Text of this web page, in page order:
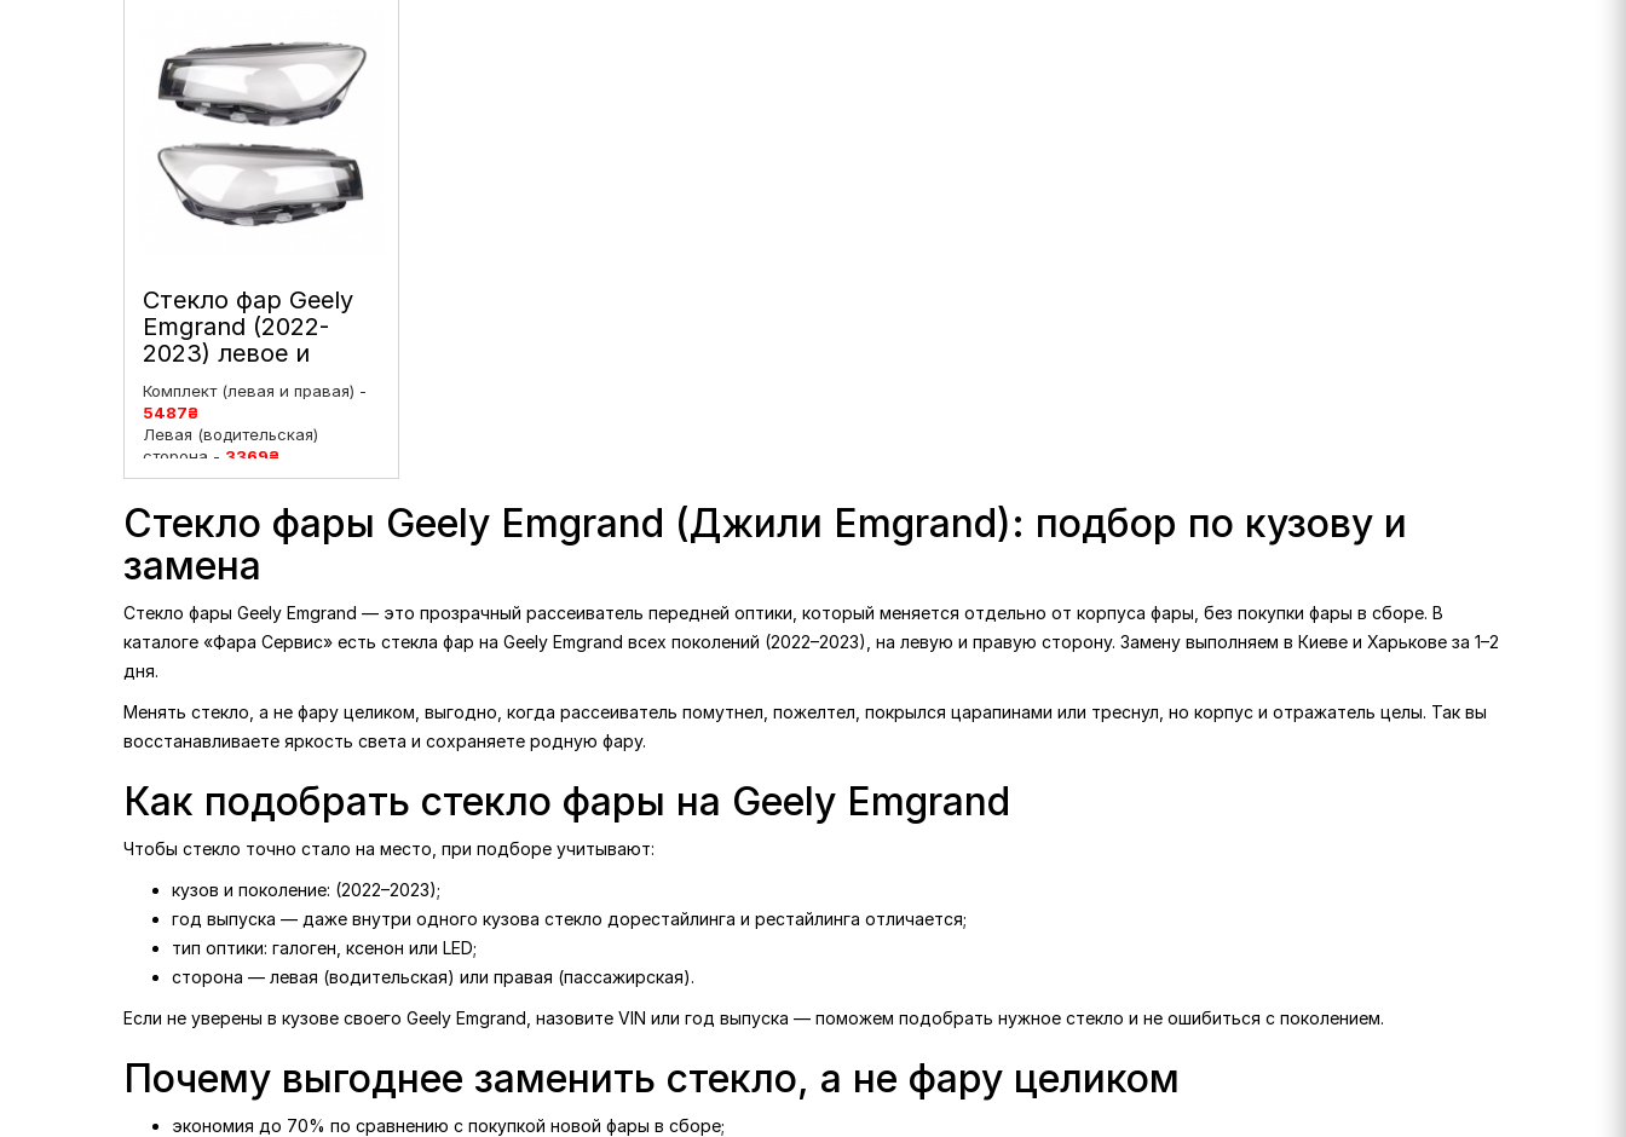
Стекло фар Geely
Emgrand (2022-
2023) левое и
правое
Комплект (левая и правая) -
5487₴
Левая (водительская)
сторона - 3369₴
Правая (пассажирская)
Стекло фары Geely Emgrand (Джили Emgrand): подбор по кузову и
замена
Стекло фары Geely Emgrand — это прозрачный рассеиватель передней оптики, который меняется отдельно от корпуса фары, без покупки фары в сборе. В
каталоге «Фара Сервис» есть стекла фар на Geely Emgrand всех поколений (2022–2023), на левую и правую сторону. Замену выполняем в Киеве и Харькове за 1–2
дня.
Менять стекло, а не фару целиком, выгодно, когда рассеиватель помутнел, пожелтел, покрылся царапинами или треснул, но корпус и отражатель целы. Так вы
восстанавливаете яркость света и сохраняете родную фару.
Как подобрать стекло фары на Geely Emgrand
Чтобы стекло точно стало на место, при подборе учитывают:
кузов и поколение: (2022–2023);
год выпуска — даже внутри одного кузова стекло дорестайлинга и рестайлинга отличается;
тип оптики: галоген, ксенон или LED;
сторона — левая (водительская) или правая (пассажирская).
Если не уверены в кузове своего Geely Emgrand, назовите VIN или год выпуска — поможем подобрать нужное стекло и не ошибиться с поколением.
Почему выгоднее заменить стекло, а не фару целиком
экономия до 70% по сравнению с покупкой новой фары в сборе;